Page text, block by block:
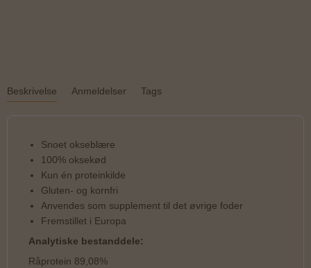
Beskrivelse Anmeldelser Tags
Snoet okseblære
100% oksekød
Kun én proteinkilde
Gluten- og kornfri
Anvendes som supplement til det øvrige foder
Fremstillet i Europa
Analytiske bestanddele:
Råprotein 89,08%